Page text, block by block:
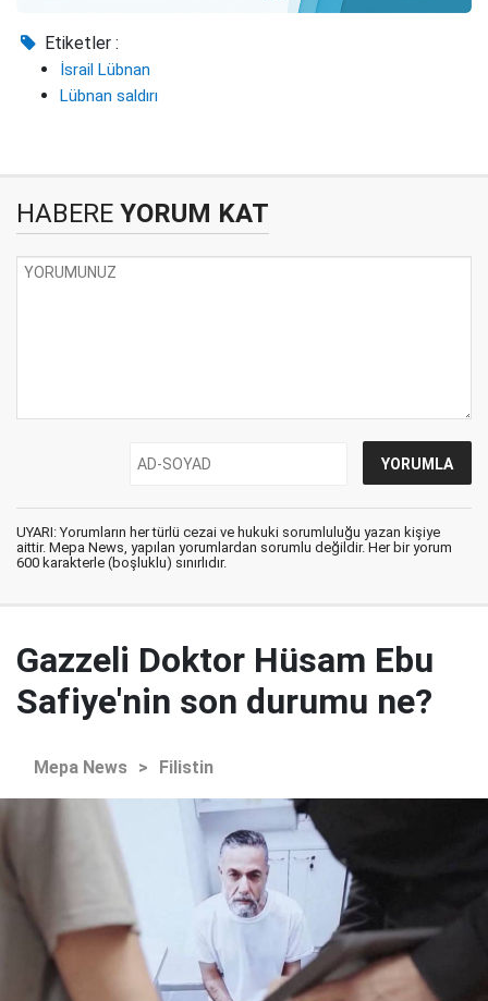
Etiketler :
İsrail Lübnan
Lübnan saldırı
HABERE YORUM KAT
UYARI: Yorumların her türlü cezai ve hukuki sorumluluğu yazan kişiye
aittir. Mepa News, yapılan yorumlardan sorumlu değildir. Her bir yorum
600 karakterle (boşluklu) sınırlıdır.
Gazzeli Doktor Hüsam Ebu
Safiye'nin son durumu ne?
Mepa News > Filistin